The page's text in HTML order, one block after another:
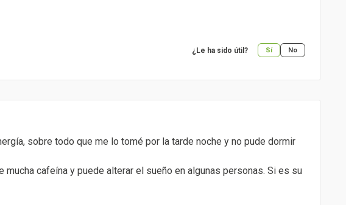
¿Le ha sido útil? Sí No
sobre todo que me lo tomé por la tarde noche y no pude dormir
cafeína y puede alterar el sueño en algunas personas. Si es su